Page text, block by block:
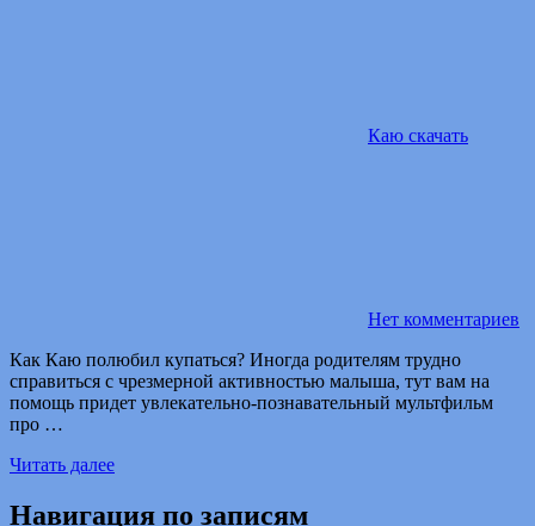
Каю скачать
Нет комментариев
Как Каю полюбил купаться? Иногда родителям трудно
справиться с чрезмерной активностью малыша, тут вам на
помощь придет увлекательно-познавательный мультфильм
про …
Читать далее
Навигация по записям